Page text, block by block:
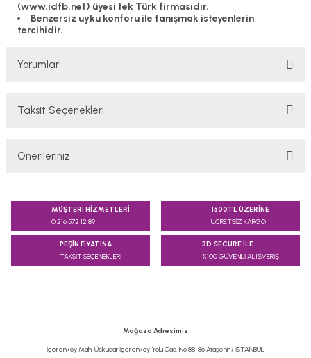
(www.idfb.net) üyesi tek Türk firmasıdır.
Benzersiz uyku konforu ile tanışmak isteyenlerin
tercihidir.
Yorumlar
Taksit Seçenekleri
Önerileriniz
konularda yetersiz gördüğünüz noktaları öneri formunu
kullanarak tarafımıza iletebilirsiniz.
Ürün resmi kalitesiz, bozuk veya görüntülenemiyor.
MÜŞTERİ HİZMETLERİ
0 216 572 12 89
1500TL ÜZERİNE
ÜCRETSİZ KARGO
PEŞİN FİYATINA
TAKSİT SEÇENEKLERİ
3D SECURE İLE
%100 GÜVENLİ ALIŞVERİŞ
Mağaza Adresimiz
İçerenköy Mah. Üsküdar İçerenköy Yolu Cad. No:88-86 Ataşehir / İSTANBUL